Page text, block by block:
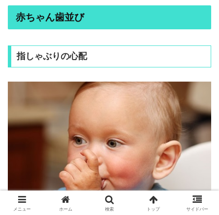
赤ちゃん歯並び
指しゃぶりの心配
メニュー ホーム 検索 トップ サイドバー